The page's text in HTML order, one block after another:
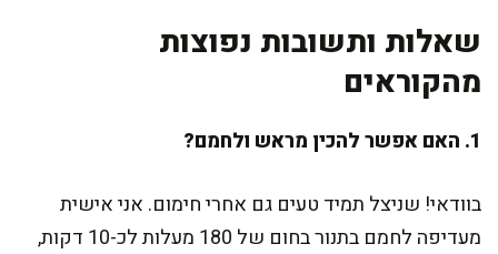
שאלות ותשובות נפוצות
מהקוראים
1. האם אפשר להכין מראש ולחמם?
בוודאי! שניצל תמיד טעים גם אחרי חימום. אני אישית
מעדיפה לחמם בתנור בחום של 180 מעלות לכ-10 דקות,